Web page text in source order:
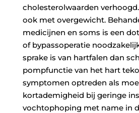
cholesterolwaarden
ook met overgewicht.
medicijnen en soms is een
of bypassoperatie
sprake is van hartfalen dan
pompfunctie van het hart
symptomen optreden als
kortademigheid bij geringe
vochtophoping met name in